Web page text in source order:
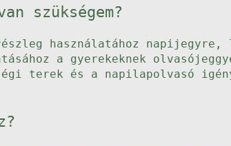
szükségem?
használatához napijegyre,
a gyerekeknek
terek és a napilapolvasó